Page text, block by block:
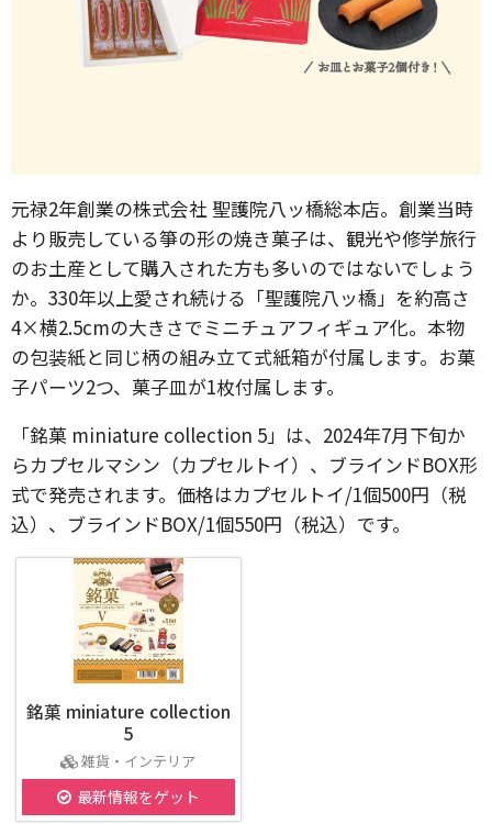
元禄2年創業の株式会社 聖護院八ッ橋総本店。創業当時
より販売している箏の形の焼き菓子は、観光や修学旅行
のお土産として購入された方も多いのではないでしょう
か。330年以上愛され続ける「聖護院八ッ橋」を約高さ
4×横2.5cmの大きさでミニチュアフィギュア化。本物
の包装紙と同じ柄の組み立て式紙箱が付属します。お菓
子パーツ2つ、菓子皿が1枚付属します。
「銘菓 miniature collection 5」は、2024年7月下旬か
らカプセルマシン（カプセルトイ）、ブラインドBOX形
式で発売されます。価格はカプセルトイ/1個500円（税
込）、ブラインドBOX/1個550円（税込）です。
銘菓 miniature collection
5
雑貨・インテリア
最新情報をゲット